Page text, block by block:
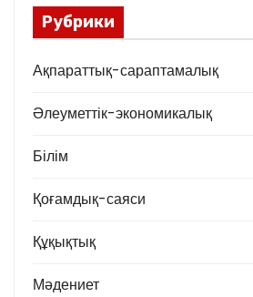
Рубрики
Ақпараттық-сараптамалық
Әлеуметтік-экономикалық
Білім
Қоғамдық-саяси
Құқықтық
Мәдениет